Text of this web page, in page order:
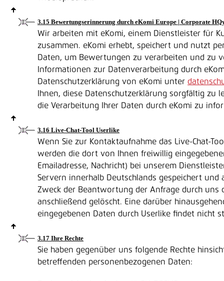
3.15 Bewertungserinnerung durch eKomi Europe | Corporate
Wir arbeiten mit eKomi, einem Dienstleister für
zusammen. eKomi erhebt, speichert und nutzt
Daten, um Bewertungen zu verarbeiten und zu
Informationen zur Datenverarbeitung durch
Datenschutzerklärung von eKomi unter
Ihnen, diese Datenschutzerklärung sorgfältig zu
die Verarbeitung Ihrer Daten durch eKomi zu
3.16 Live-Chat-Tool Userlike
Wenn Sie zur Kontaktaufnahme das Live-Chat-
werden die dort von Ihnen freiwillig
Emailadresse, Nachricht) bei unserem
Servern innerhalb Deutschlands gespeichert und
Zweck der Beantwortung der Anfrage durch uns
anschließend gelöscht. Eine darüber
eingegebenen Daten durch Userlike findet nicht
3.17 Ihre Rechte
Sie haben gegenüber uns folgende Rechte
betreffenden personenbezogenen Daten: